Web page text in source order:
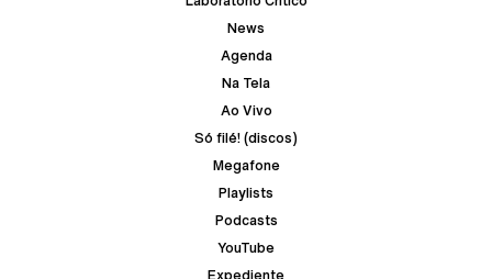
News
Agenda
Na Tela
Ao Vivo
Só filé! (discos)
Megafone
Playlists
Podcasts
YouTube
Expediente